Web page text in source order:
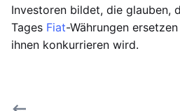
Investoren bildet, die glauben,
Tages Fiat-Währungen
ihnen konkurrieren wird.